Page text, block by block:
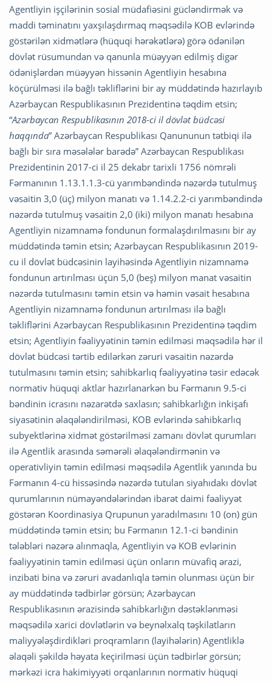
Agentliyin işçilərinin sosial müdafiəsini gücləndirmək və
maddi təminatını yaxşılaşdırmaq məqsədilə KOB evlərində
göstərilən xidmətlərə (hüquqi hərəkətlərə) görə ödənilən
dövlət rüsumundan və qanunla müəyyən edilmiş digər
ödənişlərdən müəyyən hissənin Agentliyin hesabına
köçürülməsi ilə bağlı təkliflərini bir ay müddətində hazırlayıb
Azərbaycan Respublikasının Prezidentinə təqdim etsin;
“Azərbaycan Respublikasının 2018-ci il dövlət büdcəsi
haqqında” Azərbaycan Respublikası Qanununun tətbiqi ilə
bağlı bir sıra məsələlər barədə” Azərbaycan Respublikası
Prezidentinin 2017-ci il 25 dekabr tarixli 1756 nömrəli
Fərmanının 1.13.1.1.3-cü yarımbəndində nəzərdə tutulmuş
vəsaitin 3,0 (üç) milyon manatı və 1.14.2.2-ci yarımbəndində
nəzərdə tutulmuş vəsaitin 2,0 (iki) milyon manatı hesabına
Agentliyin nizamnamə fondunun formalaşdırılmasını bir ay
müddətində təmin etsin; Azərbaycan Respublikasının 2019-
cu il dövlət büdcəsinin layihəsində Agentliyin nizamnamə
fondunun artırılması üçün 5,0 (beş) milyon manat vəsaitin
nəzərdə tutulmasını təmin etsin və həmin vəsait hesabına
Agentliyin nizamnamə fondunun artırılması ilə bağlı
təkliflərini Azərbaycan Respublikasının Prezidentinə təqdim
etsin; Agentliyin fəaliyyətinin təmin edilməsi məqsədilə hər il
dövlət büdcəsi tərtib edilərkən zəruri vəsaitin nəzərdə
tutulmasını təmin etsin; sahibkarlıq fəaliyyətinə təsir edəcək
normativ hüquqi aktlar hazırlanarkən bu Fərmanın 9.5-ci
bəndinin icrasını nəzarətdə saxlasın; sahibkarlığın inkişafı
siyasətinin əlaqələndirilməsi, KOB evlərində sahibkarlıq
subyektlərinə xidmət göstərilməsi zamanı dövlət qurumları
ilə Agentlik arasında səmərəli əlaqələndirmənin və
operativliyin təmin edilməsi məqsədilə Agentlik yanında bu
Fərmanın 4-cü hissəsində nəzərdə tutulan siyahıdakı dövlət
qurumlarının nümayəndələrindən ibarət daimi fəaliyyət
göstərən Koordinasiya Qrupunun yaradılmasını 10 (on) gün
müddətində təmin etsin; bu Fərmanın 12.1-ci bəndinin
tələbləri nəzərə alınmaqla, Agentliyin və KOB evlərinin
fəaliyyətinin təmin edilməsi üçün onların müvafiq ərazi,
inzibati bina və zəruri avadanlıqla təmin olunması üçün bir
ay müddətində tədbirlər görsün; Azərbaycan
Respublikasının ərazisində sahibkarlığın dəstəklənməsi
məqsədilə xarici dövlətlərin və beynəlxalq təşkilatların
maliyyələşdirdikləri proqramların (layihələrin) Agentliklə
əlaqəli şəkildə həyata keçirilməsi üçün tədbirlər görsün;
mərkəzi icra hakimiyyəti orqanlarının normativ hüquqi